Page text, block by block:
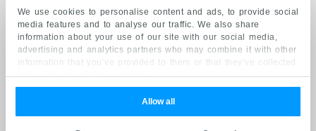
We use cookies to personalise content and ads, to provide social
media features and to analyse our traffic. We also share
information about your use of our site with our social media,
advertising and analytics partners who may combine it with other
information that you’ve provided to them or that they’ve collected
from your use of their services.
Allow all
Privacidade
KENHUB EM...
English